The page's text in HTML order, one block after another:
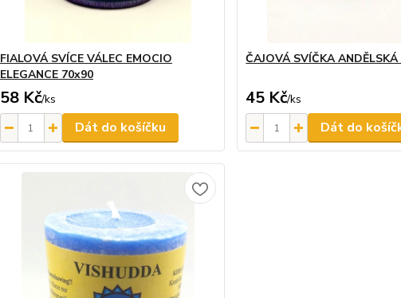
FIALOVÁ SVÍCE VÁLEC EMOCIO
ELEGANCE 70x90
58 Kč/ks
Dát do košíčku
ČAJOVÁ SVÍČKA
45 Kč/ks
Dát do